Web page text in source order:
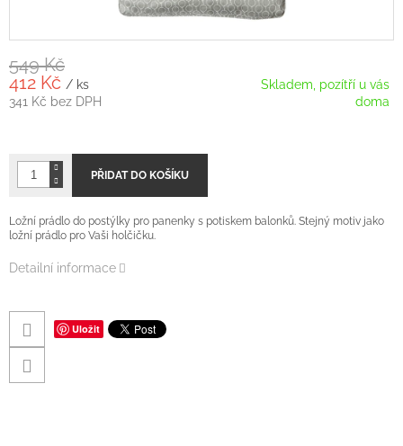
549 Kč
412 Kč / ks
341 Kč bez DPH
Skladem, pozítří u vás
doma
PŘIDAT DO KOŠÍKU
Ložní prádlo do postýlky pro panenky s potiskem balonků. Stejný motiv jako
ložní prádlo pro Vaši holčičku.
Detailní informace
Uložit